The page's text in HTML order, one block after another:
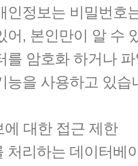
인정보는 비밀번호
어, 본인만이 알 수
를 암호화 하거나
능을 사용하고 있습
에 대한 접근 제한
처리하는 데이터베